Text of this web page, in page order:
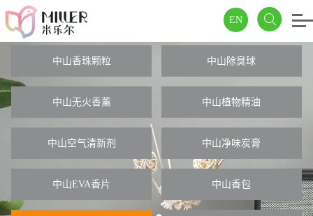
EN
中山香珠颗粒 中山除臭球
中山无火香薰 中山植物精油
中山空气清新剂 中山净味炭膏
中山EVA香片 中山香包